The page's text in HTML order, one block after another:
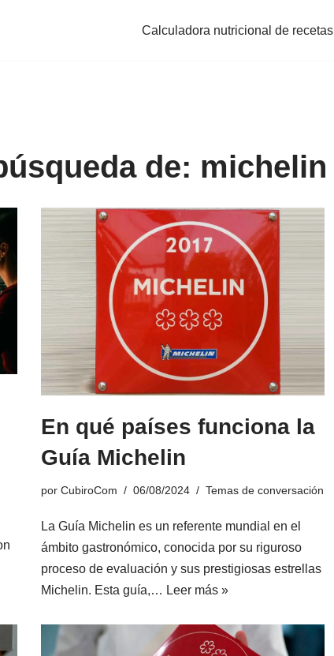
Calculadora nutricional de recetas
de: michelin
En qué países funciona la
Guía Michelin
por CubiroCom 06/08/2024 Temas de conversación
La Guía Michelin es un referente mundial en el
ámbito gastronómico, conocida por su riguroso
proceso de evaluación y sus prestigiosas estrellas
Michelin. Esta guía,… Leer más »